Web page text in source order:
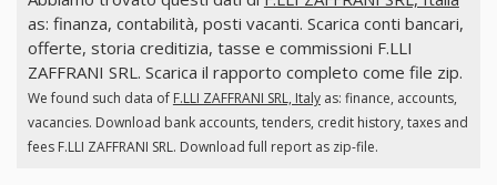
as: finanza, contabilità, posti vacanti. Scarica conti bancari,
offerte, storia creditizia, tasse e commissioni F.LLI
ZAFFRANI SRL. Scarica il rapporto completo come file zip.
We found such data of F.LLI ZAFFRANI SRL, Italyas: finance, accounts,
vacancies. Download bank accounts, tenders, credit history, taxes and
fees F.LLI ZAFFRANI SRL. Download full report as zip-file.